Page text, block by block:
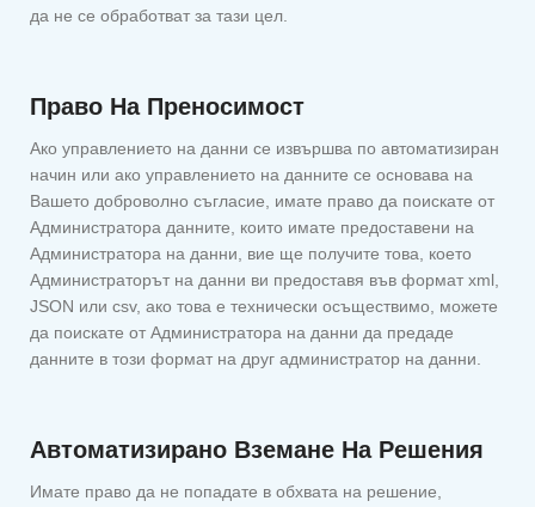
да не се обработват за тази цел.
Право На Преносимост
Ако управлението на данни се извършва по автоматизиран
начин или ако управлението на данните се основава на
Вашето доброволно съгласие, имате право да поискате от
Администратора данните, които имате предоставени на
Администратора на данни, вие ще получите това, което
Администраторът на данни ви предоставя във формат xml,
JSON или csv, ако това е технически осъществимо, можете
да поискате от Администратора на данни да предаде
данните в този формат на друг администратор на данни.
Автоматизирано Вземане На Решения
Имате право да не попадате в обхвата на решение,